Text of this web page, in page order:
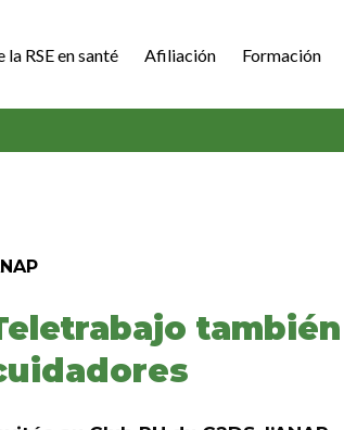
RSE en santé Afiliación Formación